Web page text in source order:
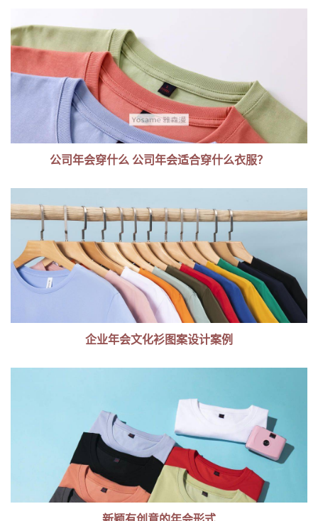
公司年会穿什么 公司年会适合穿什么衣服？
企业年会文化衫图案设计案例